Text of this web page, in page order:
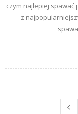
czym najlepiej spawać
z